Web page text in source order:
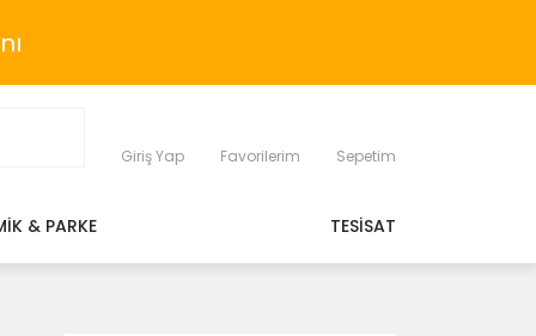
Giriş Yap Favorilerim Sepetim
& PARKE TESİSAT